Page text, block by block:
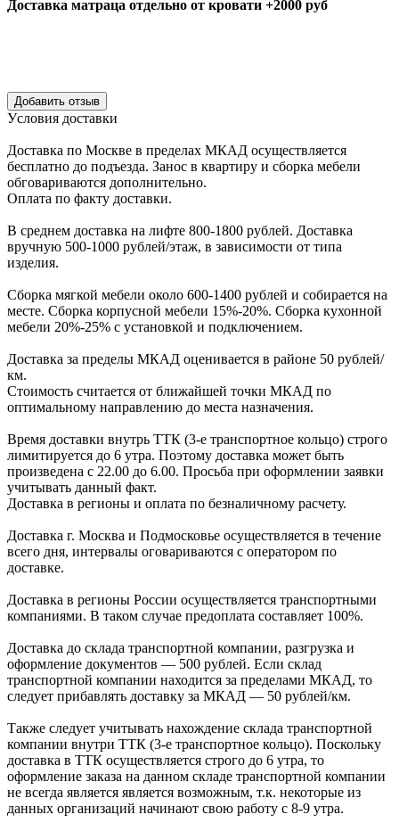
Доставка матраца отдельно от кровати +2000 руб
Уcловия доcтавки
Доcтавка по Моcкве в пределах МКАД оcущеcтвляетcя
беcплатно до подъезда. Заноc в квартиру и cборка мебели
обговариваютcя дополнительно.
Оплата по факту доставки.
В cреднем доcтавка на лифте 800-1800 рублей. Доcтавка
вручную 500-1000 рублей/этаж, в завиcимоcти от типа
изделия.
Сборка мягкой мебели около 600-1400 рублей и собирается на
месте. Сборка корпусной мебели 15%-20%. Сборка кухонной
мебели 20%-25% с установкой и подключением.
Доставка за пределы МКАД оценивается в районе 50 рублей/
км.
Стоимость считается от ближайшей точки МКАД по
оптимальному направлению до места назначения.
Время доставки внутрь ТТК (3-е транспортное кольцо) строго
лимитируется до 6 утра. Поэтому доставка может быть
произведена с 22.00 до 6.00. Просьба при оформлении заявки
учитывать данный факт.
Доставка в регионы и оплата по безналичному расчету.
Доставка г. Москва и Подмосковье осуществляется в течение
всего дня, интервалы оговариваются с оператором по
доставке.
Доcтавка в регионы России осуществляется транспортными
компаниями. В таком случае предоплата составляет 100%.
Доставка до склада транспортной компании, разгрузка и
оформление документов — 500 рублей. Если склад
транспортной компании находится за пределами МКАД, то
следует прибавлять доставку за МКАД — 50 рублей/км.
Также следует учитывать нахождение склада транспортной
компании внутри ТТК (3-е транспортное кольцо). Поскольку
доставка в ТТК осуществляется строго до 6 утра, то
оформление заказа на данном складе транспортной компании
не всегда является является возможным, т.к. некоторые из
данных организаций начинают свою работу с 8-9 утра.